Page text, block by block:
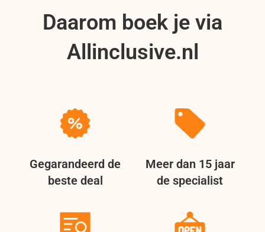
Daarom boek je via
Allinclusive.nl
Gegarandeerd de
beste deal
Meer dan 15 jaar
de specialist